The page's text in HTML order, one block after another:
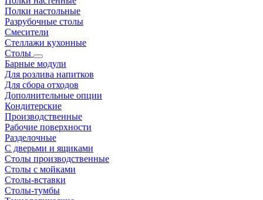
Полки настольные
Разрубочные столы
Смесители
Стеллажи кухонные
Столы
Барные модули
Для розлива напитков
Для сбора отходов
Дополнительные опции
Кондитерские
Производственные
Рабочие поверхности
Разделочные
С дверьми и ящиками
Столы производственные
Столы с мойками
Столы-вставки
Столы-тумбы